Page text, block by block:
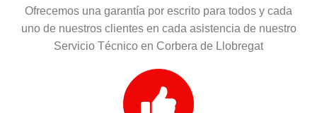
Ofrecemos una garantía por escrito para todos y cada
uno de nuestros clientes en cada asistencia de nuestro
Servicio Técnico en Corbera de Llobregat